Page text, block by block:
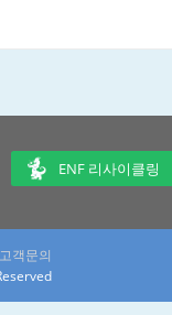
ENF 리사이클링
고객문의